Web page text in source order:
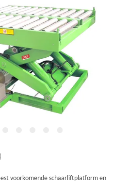
voorkomende schaarliftplatform en